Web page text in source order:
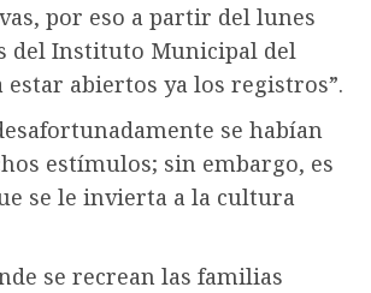
por eso a partir del lunes
del Instituto Municipal del
estar abiertos ya los registros”.
se habían
estímulos; sin embargo, es
se le invierta a la cultura
se recrean las familias